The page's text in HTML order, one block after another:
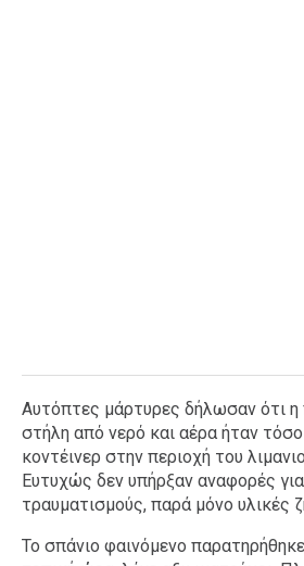
Αυτόπτες μάρτυρες δήλωσαν ότι η
στήλη από νερό και αέρα ήταν
κοντέινερ στην περιοχή του
Ευτυχώς δεν υπήρξαν αναφορές
τραυματισμούς, παρά μόνο υλικές
Το σπάνιο φαινόμενο